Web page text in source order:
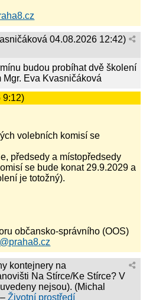
04.08.2026 12:42)
budou probíhat dvě školení
Eva Kvasničáková
9:12)
volebních komisí se
předsedy a místopředsedy
se bude konat 29.9.2029 a
je totožný).
občansko-správního (OOS)
kontejnery na
Na Stírce/Ke Stírce? V
nejsou). (Michal
–Životní prostředí